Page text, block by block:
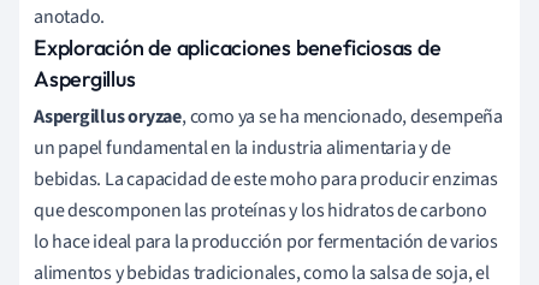
anotado.
Exploración de aplicaciones beneficiosas de
Aspergillus
Aspergillus oryzae, como ya se ha mencionado, desempeña
un papel fundamental en la industria alimentaria y de
bebidas. La capacidad de este moho para producir enzimas
que descomponen las proteínas y los hidratos de carbono
lo hace ideal para la producción por fermentación de varios
alimentos y bebidas tradicionales, como la salsa de soja, el